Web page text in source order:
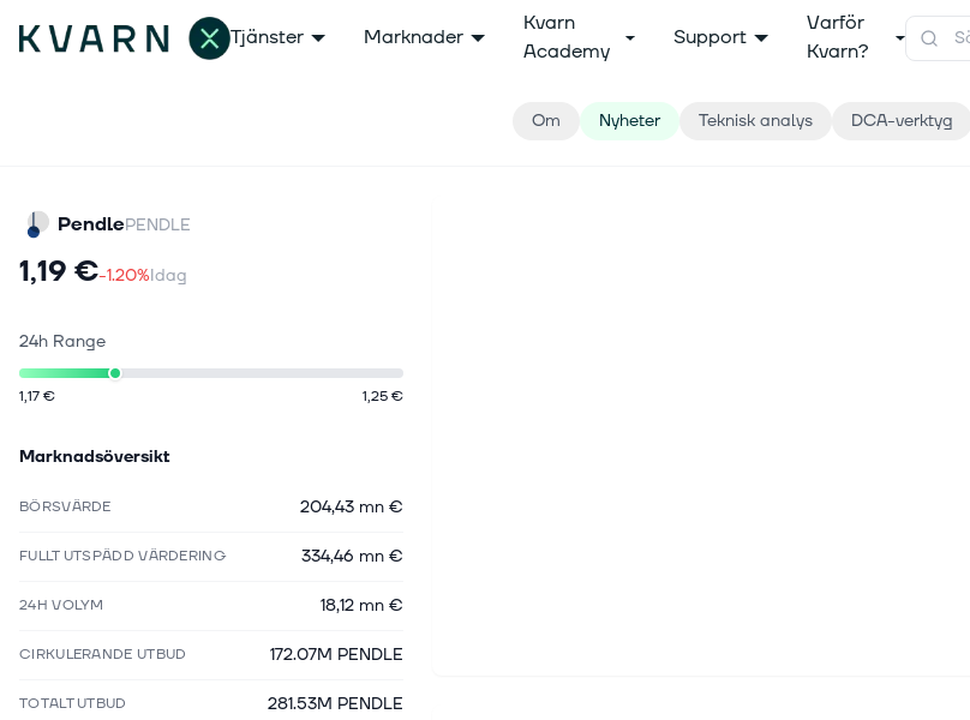
Tjänster Marknader
Kvarn
Academy
Support
Varför
Kvarn?
Om Nyheter Teknisk analys DCA-verktyg
PendlePENDLE
1,19 €-1.20%Idag
24h Range
1,17 € 1,25 €
Marknadsöversikt
BÖRSVÄRDE 204,43 mn €
FULLT UTSPÄDD VÄRDERING 334,46 mn €
24H VOLYM 18,12 mn €
CIRKULERANDE UTBUD 172.07M PENDLE
TOTALT UTBUD 281.53M PENDLE